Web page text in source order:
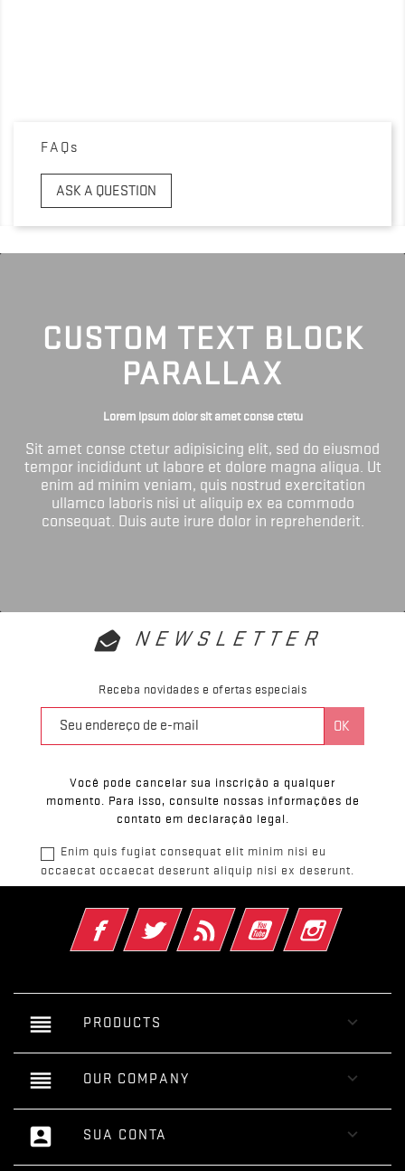
FAQs
ASK A QUESTION
CUSTOM TEXT BLOCK
PARALLAX
Lorem ipsum dolor sit amet conse ctetu
Sit amet conse ctetur adipisicing elit, sed do eiusmod
tempor incididunt ut labore et dolore magna aliqua. Ut
enim ad minim veniam, quis nostrud exercitation
ullamco laboris nisi ut aliquip ex ea commodo
consequat. Duis aute irure dolor in reprehenderit.
NEWSLETTER
Receba novidades e ofertas especiais
Você pode cancelar sua inscrição a qualquer
momento. Para isso, consulte nossas informações de
contato em declaração legal.
Enim quis fugiat consequat elit minim nisi eu
occaecat occaecat deserunt aliquip nisi ex deserunt.
FacebookTwitter Rss YouTube Instagram
reorder PRODUCTS 
reorder OUR COMPANY 
account_box SUA CONTA 